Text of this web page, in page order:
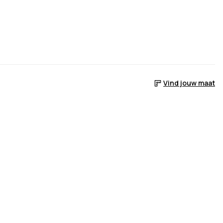
Vind jouw maat
is
het weer op voorraad is
wanneer het weer op voorraad is